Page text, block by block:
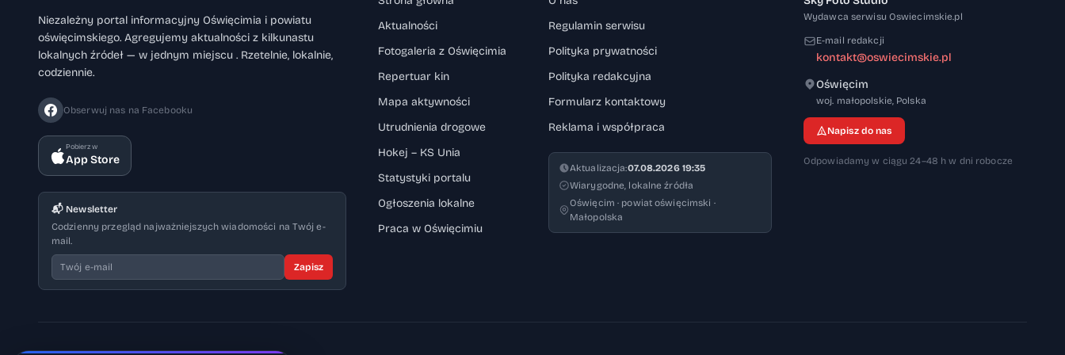
każdej wymianie klocków sprawdzić również stan tarcz – często te elementy zużywają się
równolegle. Tarcza hamulcowa to element, którego nie można bagatelizować. Rozpoznanie
objawów zużycia i wybór odpowiedniego modelu to klucz do bezpiecznej jazdy. Kierując
pewność, że układ hamulcowy będzie działał skutecznie w każdej sytuacji.
Niezależny portal informacyjny Oświęcimia i powiatu
oświęcimskiego. Agregujemy aktualności z kilkunastu
lokalnych źródeł — w jednym miejscu . Rzetelnie, lokalnie,
codziennie.
Obserwuj nas na Facebooku
Pobierz w
App Store
📬 Newsletter
Codzienny przegląd najważniejszych wiadomości na Twój e-
mail.
Zapisz
Aktualności
Fotogaleria z Oświęcimia
Repertuar kin
Mapa aktywności
Utrudnienia drogowe
Hokej – KS Unia
Statystyki portalu
Ogłoszenia lokalne
Praca w Oświęcimiu
Regulamin serwisu
Polityka prywatności
Polityka redakcyjna
Formularz kontaktowy
Reklama i współpraca
Aktualizacja:07.08.2026 19:35
Wiarygodne, lokalne źródła
Oświęcim · powiat oświęcimski ·
Małopolska
Wydawca serwisu Oswiecimskie.pl
E-mail redakcji
kontakt@oswiecimskie.pl
Oświęcim
woj. małopolskie, 32-600
Polska
Napisz do nas
Odpowiadamy w ciągu 24–48 h w dni robocze